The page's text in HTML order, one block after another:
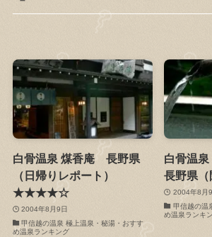
白骨温泉 煤香庵 長野県
（日帰りレポート）
★★★★☆
2004年8月9日
甲信越の温泉 極上温泉・秘湯・おすす
め温泉ランキング
白骨温
長野県（
2004年8月
甲信越の温
め温泉ランキ